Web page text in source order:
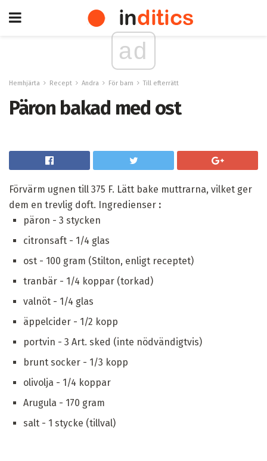
ad
Hemhjärta Recept Andra För barn Till efterrätt
Päron bakad med ost
Förvärm ugnen till 375 F. Lätt bake muttrarna, vilket ger
dem en trevlig doft. Ingredienser :
päron - 3 stycken
citronsaft - 1/4 glas
ost - 100 gram (Stilton, enligt receptet)
tranbär - 1/4 koppar (torkad)
valnöt - 1/4 glas
äppelcider - 1/2 kopp
portvin - 3 Art. sked (inte nödvändigtvis)
brunt socker - 1/3 kopp
olivolja - 1/4 koppar
Arugula - 170 gram
salt - 1 stycke (tillval)